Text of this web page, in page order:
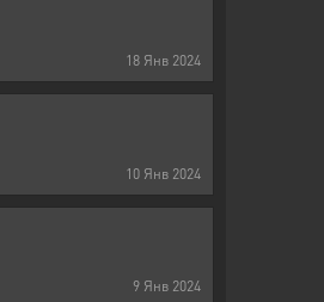
18 Янв 2024
10 Янв 2024
9 Янв 2024